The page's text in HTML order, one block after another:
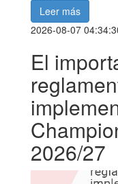
Leer más
2026-08-07
El
2026/27